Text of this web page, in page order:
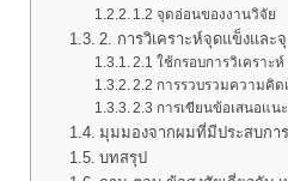
1.2 จุดอ่อนของงานวิจัย
2. การวิเคราะห์จุดแข็งและ
2.1 ใช้กรอบการวิเคราะห์
2.2 การรวบรวมความคิด
2.3 การเขียนข้อเสนอแนะ
มุมมองจากผมที่มีประสบกา
บทสรุป